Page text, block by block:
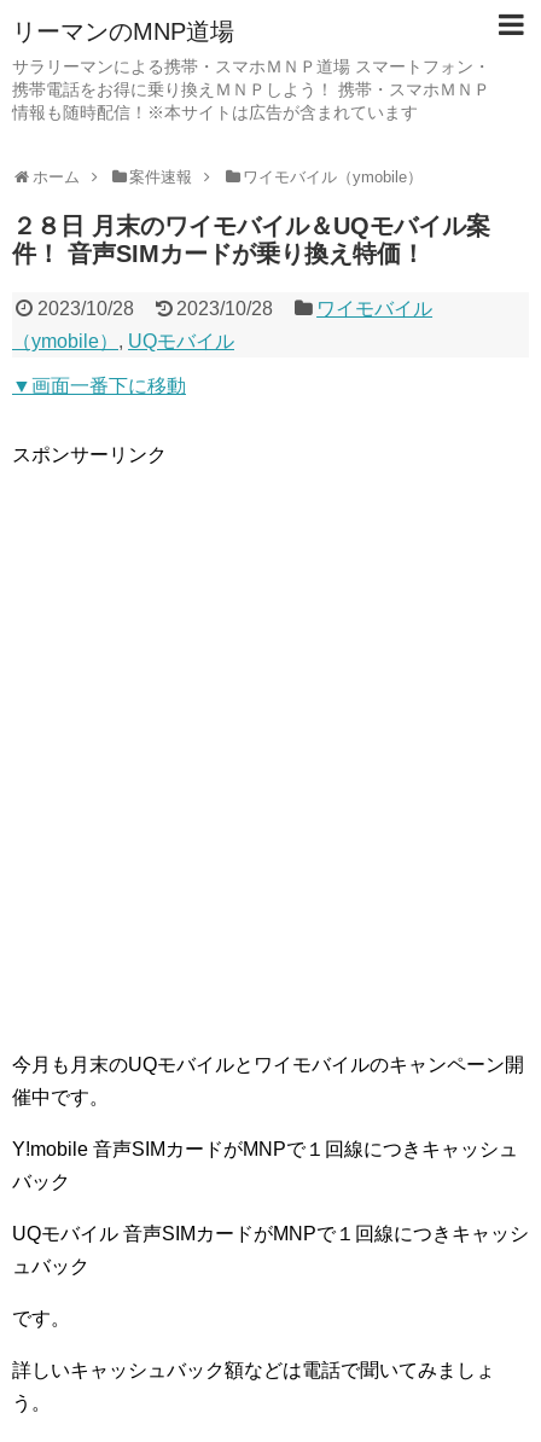
リーマンのMNP道場
サラリーマンによる携帯・スマホＭＮＰ道場 スマートフォン・
携帯電話をお得に乗り換えＭＮＰしよう！ 携帯・スマホＭＮＰ
情報も随時配信！※本サイトは広告が含まれています
ホーム 案件速報 ワイモバイル（ymobile）
２８日 月末のワイモバイル＆UQモバイル案
件！ 音声SIMカードが乗り換え特価！
2023/10/28 2023/10/28
ワイモバイル
（ymobile） , UQモバイル
▼画面一番下に移動
スポンサーリンク
今月も月末のUQモバイルとワイモバイルのキャンペーン開
催中です。
Y!mobile 音声SIMカードがMNPで１回線につきキャッシュ
バック
UQモバイル 音声SIMカードがMNPで１回線につきキャッシ
ュバック
です。
詳しいキャッシュバック額などは電話で聞いてみましょ
う。